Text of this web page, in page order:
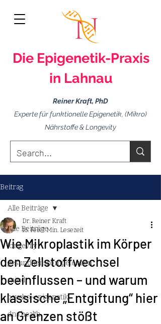
Die Epigenetik-Praxis
in Lahnau
Reiner Kraft, PhD
Experte für funktionelle Epigenetik, (Mikro)
Nährstoffe & Longevity
Beitrag
Alle Beiträge
longevity
gesundheitskompetenzen
mind
psycho-epigenetik
dna health
Alle Beiträge
Wie Mikroplastik im Körper
den Zellstoffwechsel
beeinflussen – und warum
klassische „Entgiftung“ hier
an Grenzen stößt
Dr. Reiner Kraft
16. Feb.7 Min. Lesezeit